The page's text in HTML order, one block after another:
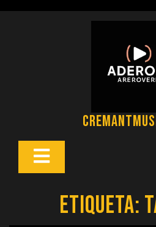
Botón
Etiqueta: